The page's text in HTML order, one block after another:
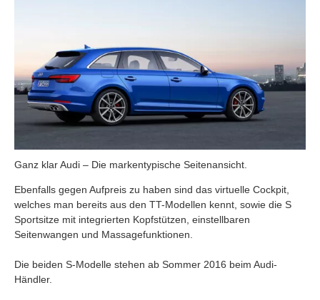
Ganz klar Audi – Die markentypische Seitenansicht.
Ebenfalls gegen Aufpreis zu haben sind das virtuelle Cockpit,
welches man bereits aus den TT-Modellen kennt, sowie die S
Sportsitze mit integrierten Kopfstützen, einstellbaren
Seitenwangen und Massagefunktionen.
Die beiden S-Modelle stehen ab Sommer 2016 beim Audi-
Händler.